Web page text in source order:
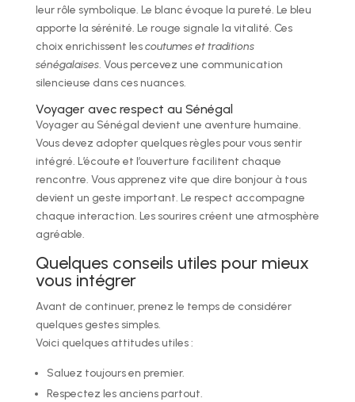
leur rôle symbolique. Le blanc évoque la pureté. Le bleu
apporte la sérénité. Le rouge signale la vitalité. Ces
choix enrichissent lescoutumes et traditions
sénégalaises. Vous percevez une communication
silencieuse dans ces nuances.
Voyager avec respect au Sénégal
Voyager au Sénégal devient une aventure humaine.
Vous devez adopter quelques règles pour vous sentir
intégré. L’écoute et l’ouverture facilitent chaque
rencontre. Vous apprenez vite que dire bonjour à tous
devient un geste important. Le respect accompagne
chaque interaction. Les sourires créent une atmosphère
agréable.
Quelques conseils utiles pour mieux
vous intégrer
Avant de continuer, prenez le temps de considérer
quelques gestes simples.
Voici quelques attitudes utiles :
Saluez toujours en premier.
Respectez les anciens partout.